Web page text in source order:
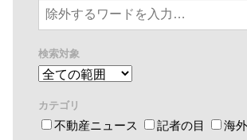
検索対象
カテゴリ
不動産ニュース 記者の目 海